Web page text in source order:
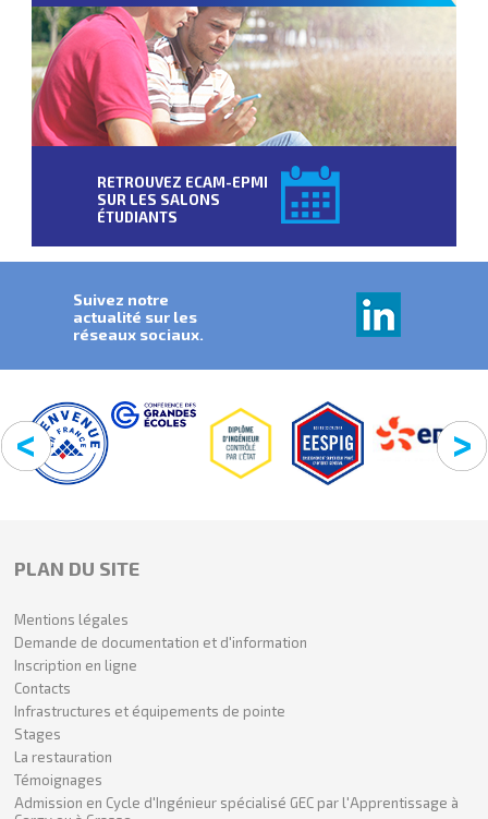
RETROUVEZ ECAM-EPMI
SUR LES SALONS
ÉTUDIANTS
Suivez notre
actualité sur les
réseaux sociaux.
PLAN DU SITE
Mentions légales
Demande de documentation et d'information
Inscription en ligne
Contacts
Infrastructures et équipements de pointe
Stages
La restauration
Témoignages
Admission en Cycle d'Ingénieur spécialisé GEC par l'Apprentissage à